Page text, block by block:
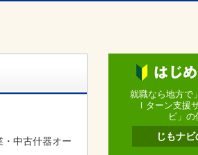
中古什器オー
就職なら地方で
Ｉターン支援
ビ」
じもナ